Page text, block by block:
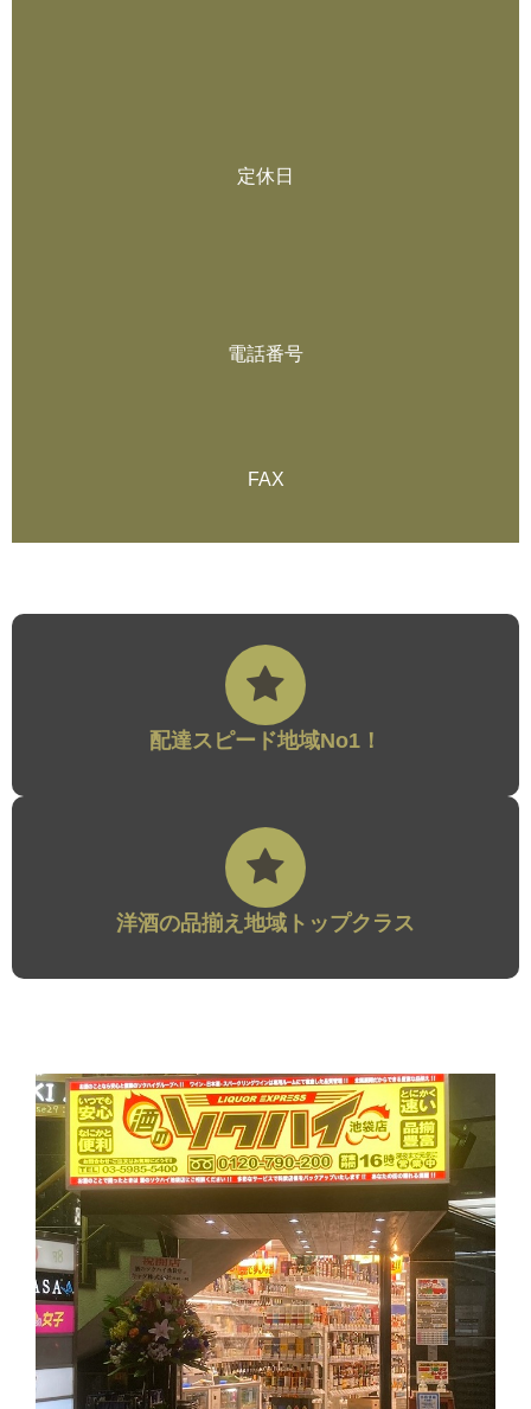
定休日
電話番号
FAX
配達スピード地域No1！
洋酒の品揃え地域トップクラス